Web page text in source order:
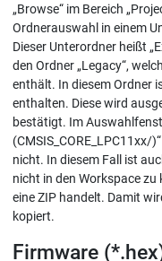
„Browse“ im Bereich
Ordnerauswahl in einem
Dieser Unterordner heißt
den Ordner „Legacy“,
enthält. In diesem Ordner
enthalten. Diese wird
bestätigt. Im
(CMSIS_CORE_LPC11xx/
nicht. In diesem Fall ist
nicht in den Workspace zu
eine ZIP handelt. Damit
kopiert.
Firmware